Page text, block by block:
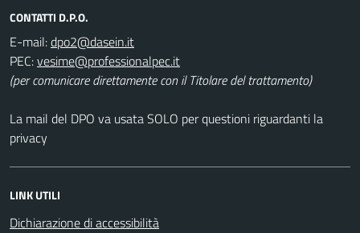
CONTATTI D.P.O.
E-mail:
PEC:
(per comunicare direttamente con il Titolare del trattamento)
La mail del DPO va usata SOLO per questioni riguardanti la
privacy
LINK UTILI
Dichiarazione di accessibilità